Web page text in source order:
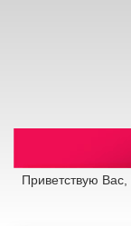
Приветствую Вас,